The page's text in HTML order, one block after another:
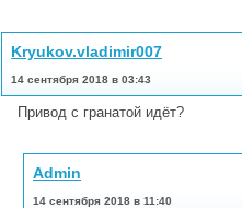
Kryukov.vladimir007
14 сентября 2018 в 03:43
Привод с гранатой идёт?
Admin
14 сентября 2018 в 11:40